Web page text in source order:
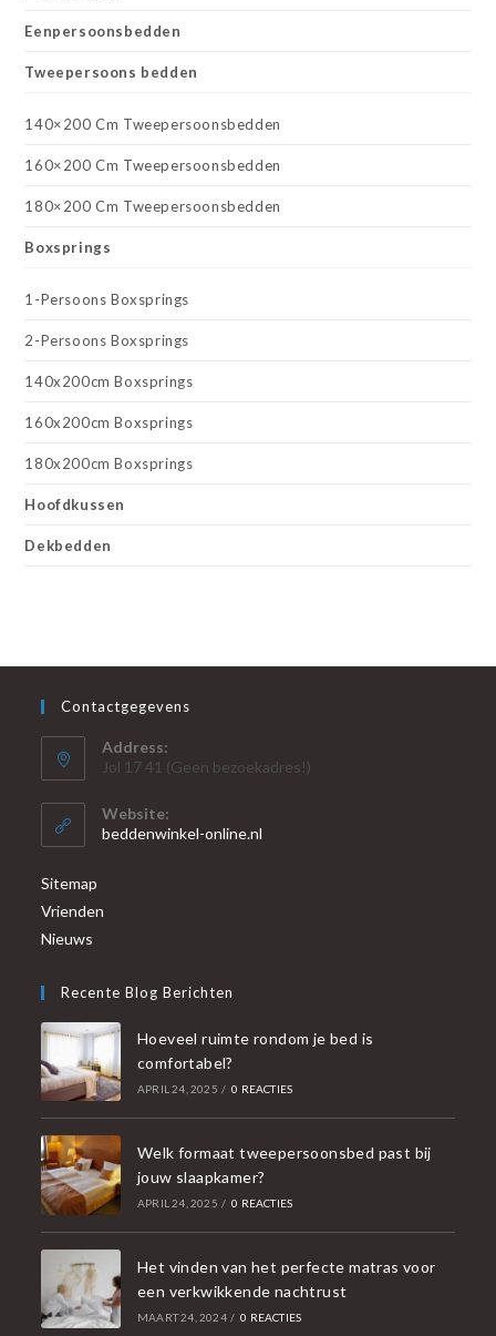
Eenpersoonsbedden
Tweepersoons bedden
140×200 Cm Tweepersoonsbedden
160×200 Cm Tweepersoonsbedden
180×200 Cm Tweepersoonsbedden
Boxsprings
1-Persoons Boxsprings
2-Persoons Boxsprings
140x200cm Boxsprings
160x200cm Boxsprings
180x200cm Boxsprings
Hoofdkussen
Dekbedden
Contactgegevens
Address:
Jol 17 41 (Geen bezoekadres!)
Website:
beddenwinkel-online.nl
Sitemap
Vrienden
Nieuws
Recente Blog Berichten
Hoeveel ruimte rondom je bed is
comfortabel?
APRIL 24, 2025 / 0 REACTIES
Welk formaat tweepersoonsbed past bij
jouw slaapkamer?
APRIL 24, 2025 / 0 REACTIES
Het vinden van het perfecte matras voor
een verkwikkende nachtrust
MAART 24, 2024 / 0 REACTIES